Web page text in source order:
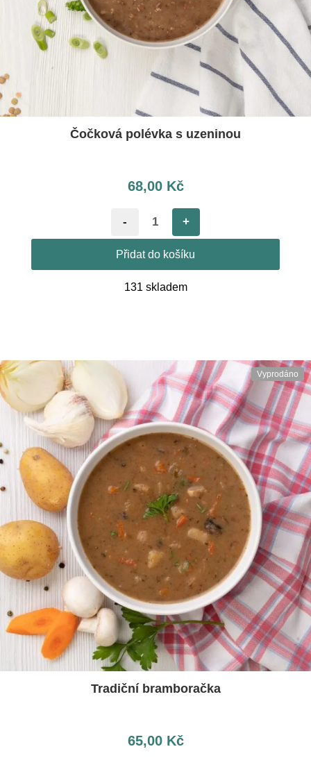
Čočková polévka s uzeninou
68,00 Kč
- +
Přidat do košíku
131 skladem
Vyprodáno
Tradiční bramboračka
65,00 Kč